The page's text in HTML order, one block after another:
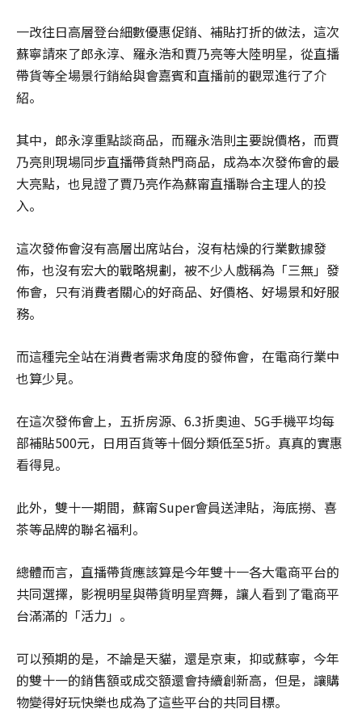
一改往日高層登台細數優惠促銷、補貼打折的做法，這次
蘇寧請來了郎永淳、羅永浩和賈乃亮等大陸明星，從直播
帶貨等全場景行銷給與會嘉賓和直播前的觀眾進行了介
紹。
其中，郎永淳重點談商品，而羅永浩則主要說價格，而賈
乃亮則現場同步直播帶貨熱門商品，成為本次發佈會的最
大亮點，也見證了賈乃亮作為蘇甯直播聯合主理人的投
入。
這次發佈會沒有高層出席站台，沒有枯燥的行業數據發
佈，也沒有宏大的戰略規劃，被不少人戲稱為「三無」發
佈會，只有消費者關心的好商品、好價格、好場景和好服
務。
而這種完全站在消費者需求角度的發佈會，在電商行業中
也算少見。
在這次發佈會上，五折房源、6.3折奧迪、5G手機平均每
部補貼500元，日用百貨等十個分類低至5折。真真的實惠
看得見。
此外，雙十一期間，蘇甯Super會員送津貼，海底撈、喜
茶等品牌的聯名福利。
總體而言，直播帶貨應該算是今年雙十一各大電商平台的
共同選擇，影視明星與帶貨明星齊舞，讓人看到了電商平
台滿滿的「活力」。
可以預期的是，不論是天貓，還是京東，抑或蘇寧，今年
的雙十一的銷售額或成交額還會持續創新高，但是，讓購
物變得好玩快樂也成為了這些平台的共同目標。